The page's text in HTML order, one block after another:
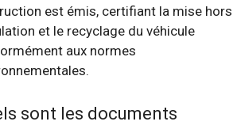
est émis, certifiant la mise hors
et le recyclage du véhicule
aux normes
sont les documents